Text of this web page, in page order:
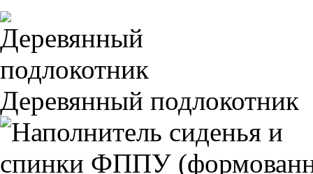
Деревянный подлокотник